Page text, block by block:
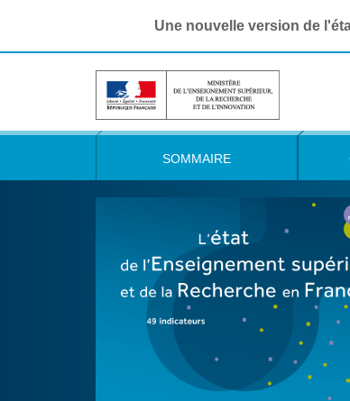
Une nouvelle version de
SOMMAIRE